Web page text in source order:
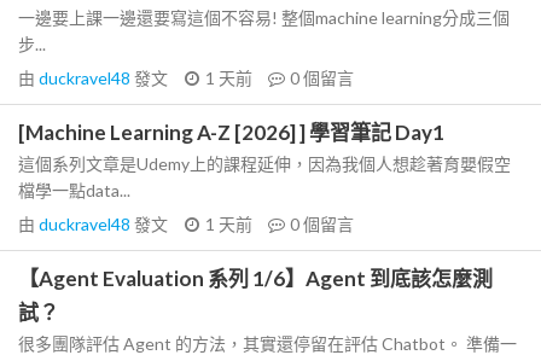
一邊要上課一邊還要寫這個不容易! 整個machine learning分成三個
步...
由 duckravel48 發文 1 天前 0個留言
[Machine Learning A-Z [2026] ] 學習筆記 Day1
這個系列文章是Udemy上的課程延伸，因為我個人想趁著育嬰假空
檔學一點data...
由 duckravel48 發文 1 天前 0個留言
【Agent Evaluation 系列 1/6】Agent 到底該怎麼測
試？
很多團隊評估 Agent 的方法，其實還停留在評估 Chatbot。 準備一